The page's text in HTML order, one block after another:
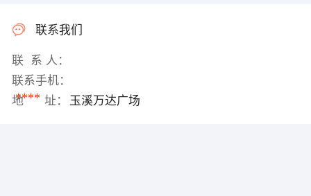
联系我们
联 系 人：
联系手机：
****
地 址： 玉溪万达广场